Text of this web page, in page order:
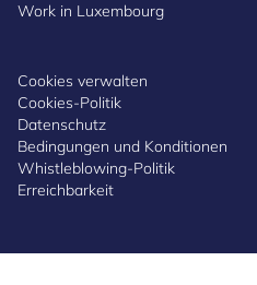
Work in Luxembourg
Cookies verwalten
Cookies-Politik
Datenschutz
Bedingungen und Konditionen
Whistleblowing-Politik
Erreichbarkeit